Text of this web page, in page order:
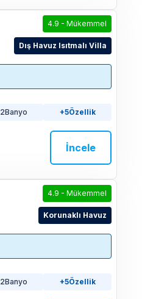
4.9 - Mükemmel
Dış Havuz Isıtmalı Villa
2Banyo +5Özellik
İncele
4.9 - Mükemmel
Korunaklı Havuz
2Banyo +5Özellik